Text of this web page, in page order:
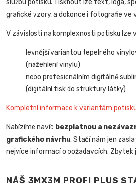
službu potisku. Tisknout lze text, loga,
grafické vzory, a dokonce i fotografie ve
V závislosti na komplexnosti potisku lze
levnější variantou tepelného
(nažehlení vinylu)
nebo profesionálním digitálně
(digitální tisk do struktury látky)
Kompletní informace k variantám
Nabízíme navíc bezplatnou a
grafického návrhu. Stačí nám jen
nejvíce informací o požadavcích. Zbytek
NÁŠ 3MX3M PROFI PLUS